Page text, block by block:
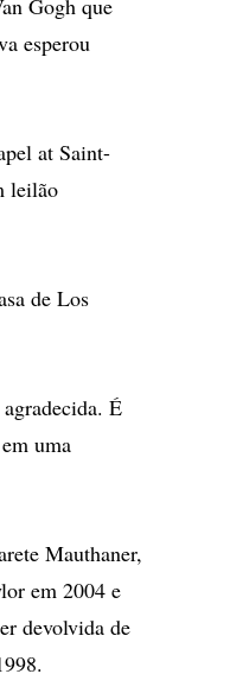
Gogh que
esperou
at Saint-
leilão
de Los
É
uma
Mauthaner,
em 2004 e
devolvida de